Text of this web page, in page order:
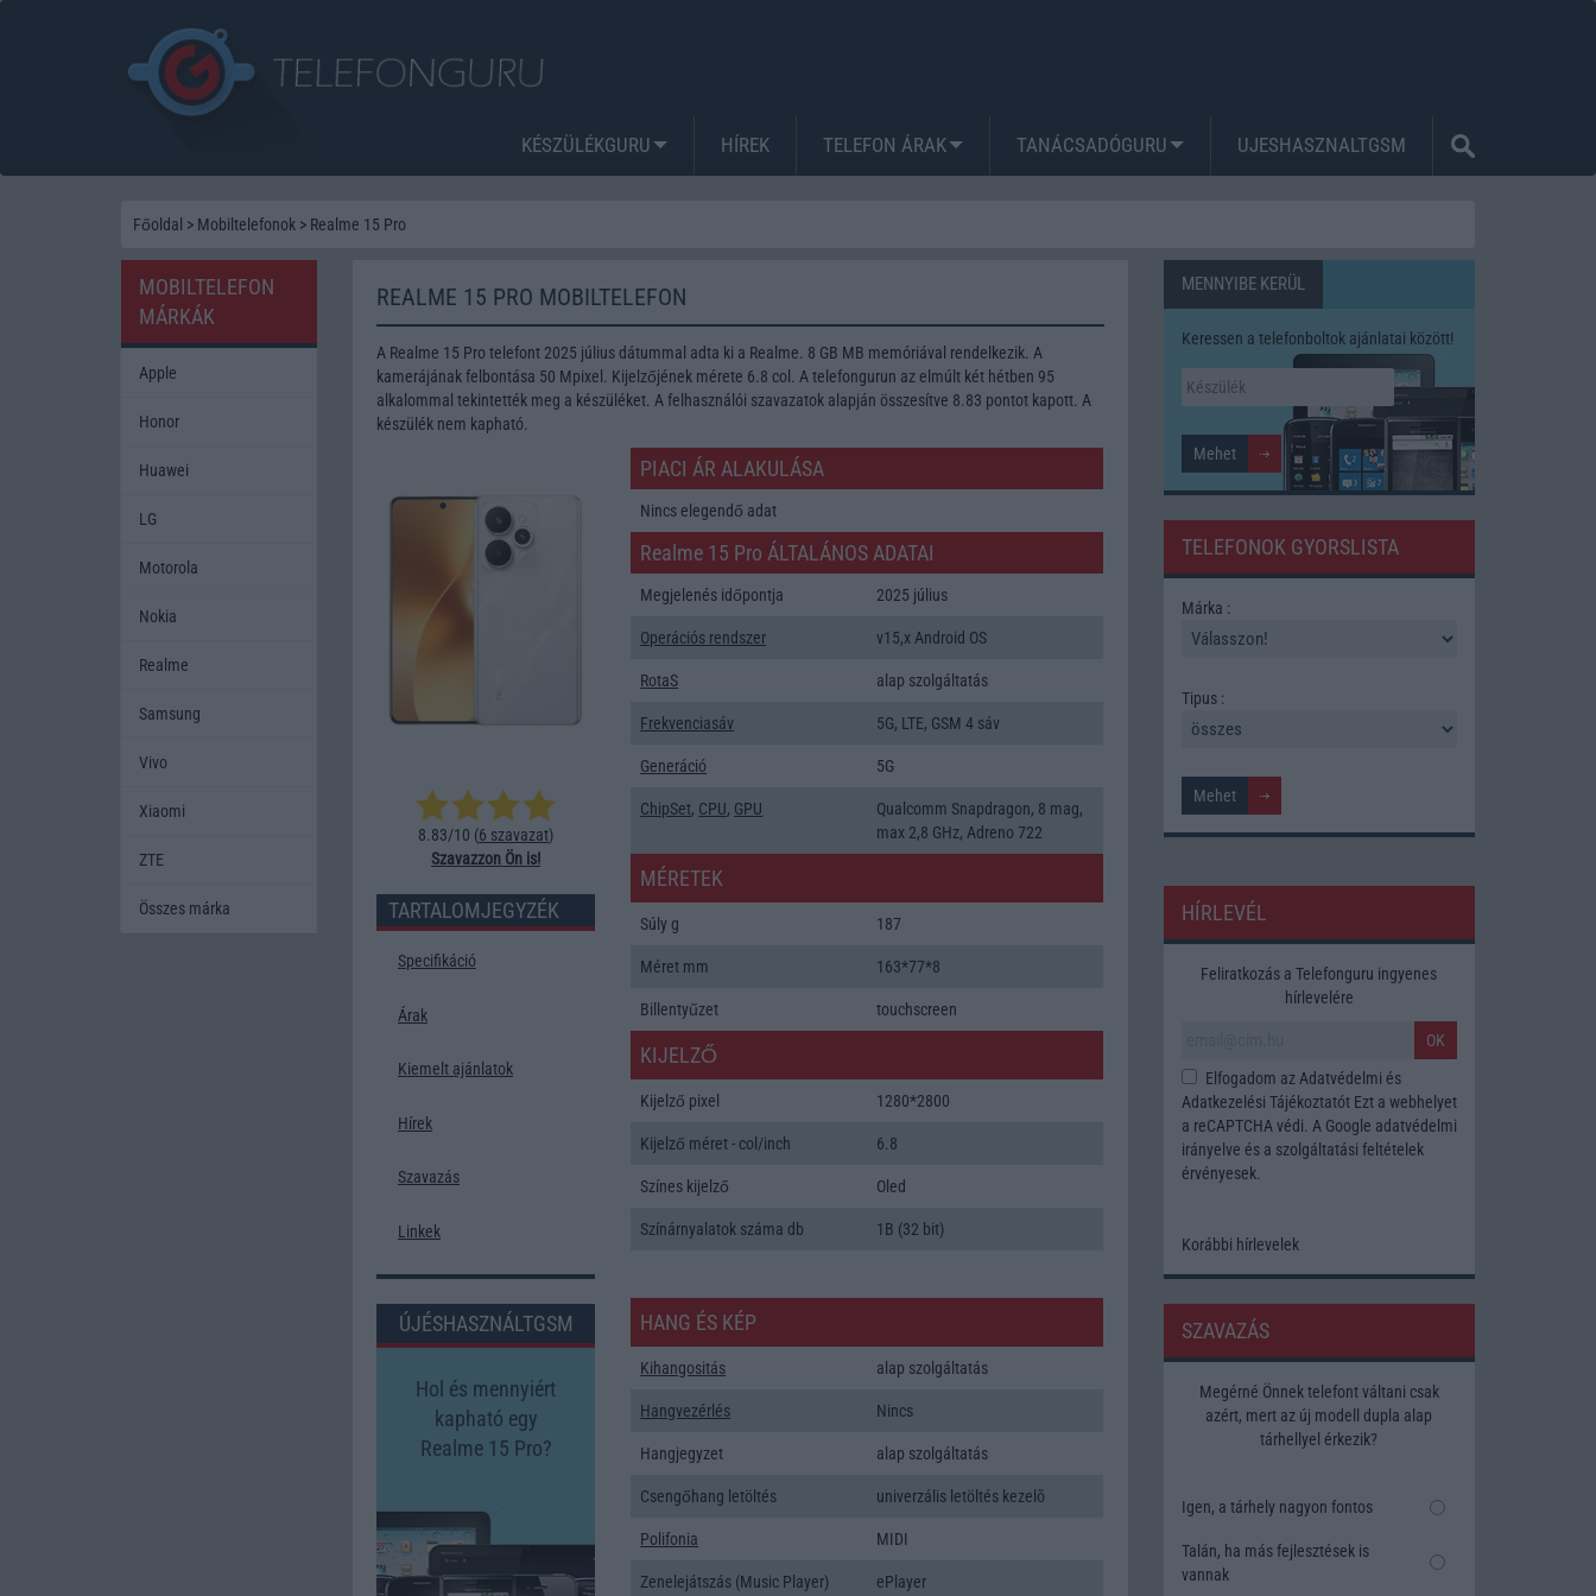
KÉSZÜLÉKGURU HÍREK TELEFON ÁRAK TANÁCSADÓGURU UJESHASZNALTGSM
Főoldal > Mobiltelefonok > Realme 15 Pro
REALME 15 PRO MOBILTELEFON
A Realme 15 Pro telefont 2025 július dátummal adta ki a Realme. 8 GB MB memóriával rendelkezik. A
kamerájának felbontása 50 Mpixel. Kijelzőjének mérete 6.8 col. A telefongurun az elmúlt két hétben 95
alkalommal tekintették meg a készüléket. A felhasználói szavazatok alapján összesítve 8.83 pontot kapott. A
készülék nem kapható.
8.83/10 (6 szavazat)
Szavazzon Ön is!
TARTALOMJEGYZÉK
Specifikáció
Árak
Kiemelt ajánlatok
Hírek
Szavazás
Linkek
ÚJÉSHASZNÁLTGSM
Hol és mennyiért
kapható egy
Realme 15 Pro?
PIACI ÁR ALAKULÁSA
Nincs elegendő adat
Realme 15 Pro ÁLTALÁNOS ADATAI
Megjelenés időpontja 2025 július
Operációs rendszer v15,x Android OS
RotaS alap szolgáltatás
Frekvenciasáv 5G, LTE, GSM 4 sáv
Generáció 5G
ChipSet, CPU, GPU
Qualcomm Snapdragon, 8 mag,
max 2,8 GHz, Adreno 722
MÉRETEK
Súly g 187
Méret mm 163*77*8
Billentyűzet touchscreen
KIJELZŐ
Kijelző pixel 1280*2800
Kijelző méret - col/inch 6.8
Színes kijelző Oled
Színárnyalatok száma db 1B (32 bit)
HANG ÉS KÉP
Kihangositás alap szolgáltatás
Hangvezérlés Nincs
Hangjegyzet alap szolgáltatás
Csengőhang letöltés univerzális letöltés kezelõ
Polifonia MIDI
Zenelejátszás (Music Player) ePlayer
MENNYIBE KERÜL
Keressen a telefonboltok ajánlatai között!
TELEFONOK GYORSLISTA
Márka :
Tipus :
HÍRLEVÉL
Feliratkozás a Telefonguru ingyenes
hírlevelére
OK
Elfogadom az Adatvédelmi és
Adatkezelési TájékoztatótEzt a webhelyet
a reCAPTCHA védi. A Google adatvédelmi
irányelve és a szolgáltatási feltételek
érvényesek.
Korábbi hírlevelek
SZAVAZÁS
Megérné Önnek telefont váltani csak
azért, mert az új modell dupla alap
tárhellyel érkezik?
Igen, a tárhely nagyon fontos
Talán, ha más fejlesztések is
vannak
MOBILTELEFON
MÁRKÁK
Apple
Honor
Huawei
LG
Motorola
Nokia
Realme
Samsung
Vivo
Xiaomi
ZTE
Összes márka